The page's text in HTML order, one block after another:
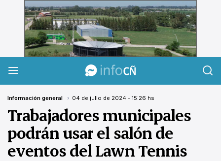
InfoCañuelas
Información general 04 de julio de 2024 - 15:26 hs
Trabajadores municipales
podrán usar el salón de
eventos del Lawn Tennis